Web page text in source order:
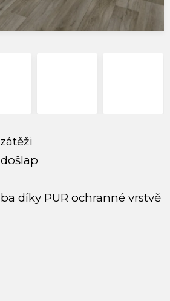
díky PUR ochranné vrstvě